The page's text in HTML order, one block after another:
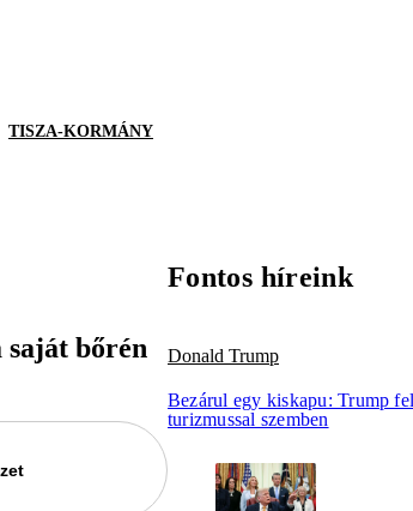
TISZA-KORMÁNY
bőrén
Fontos híreink
Donald Trump
Bezárul egy kiskapu: Trump
turizmussal szemben